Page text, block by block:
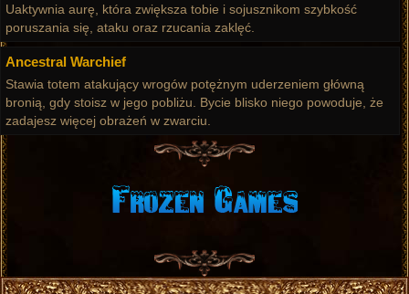
Uaktywnia aurę, która zwiększa tobie i sojusznikom szybkość
poruszania się, ataku oraz rzucania zaklęć.
Ancestral Warchief
Stawia totem atakujący wrogów potężnym uderzeniem główną
bronią, gdy stoisz w jego pobliżu. Bycie blisko niego powoduje, że
zadajesz więcej obrażeń w zwarciu.